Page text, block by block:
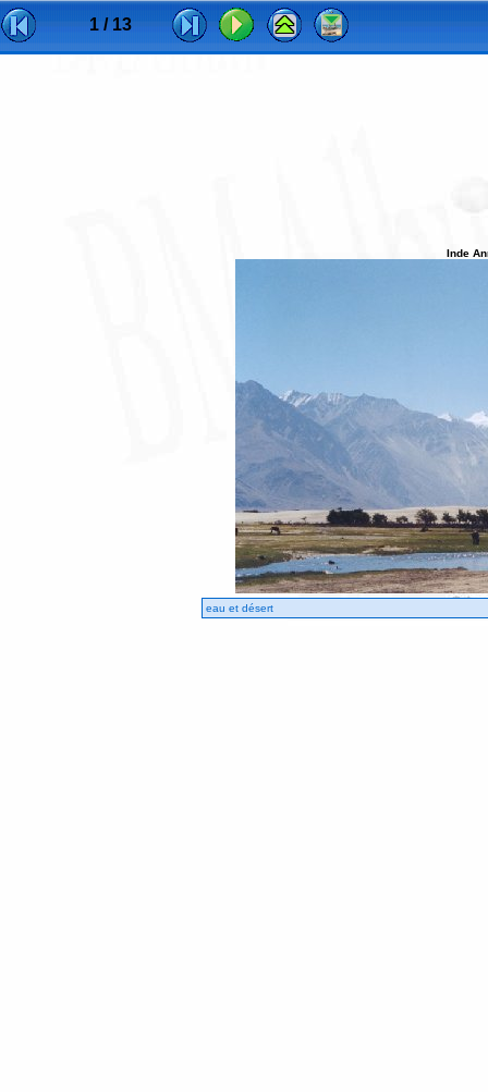
1 / 13
Inde
eau et désert